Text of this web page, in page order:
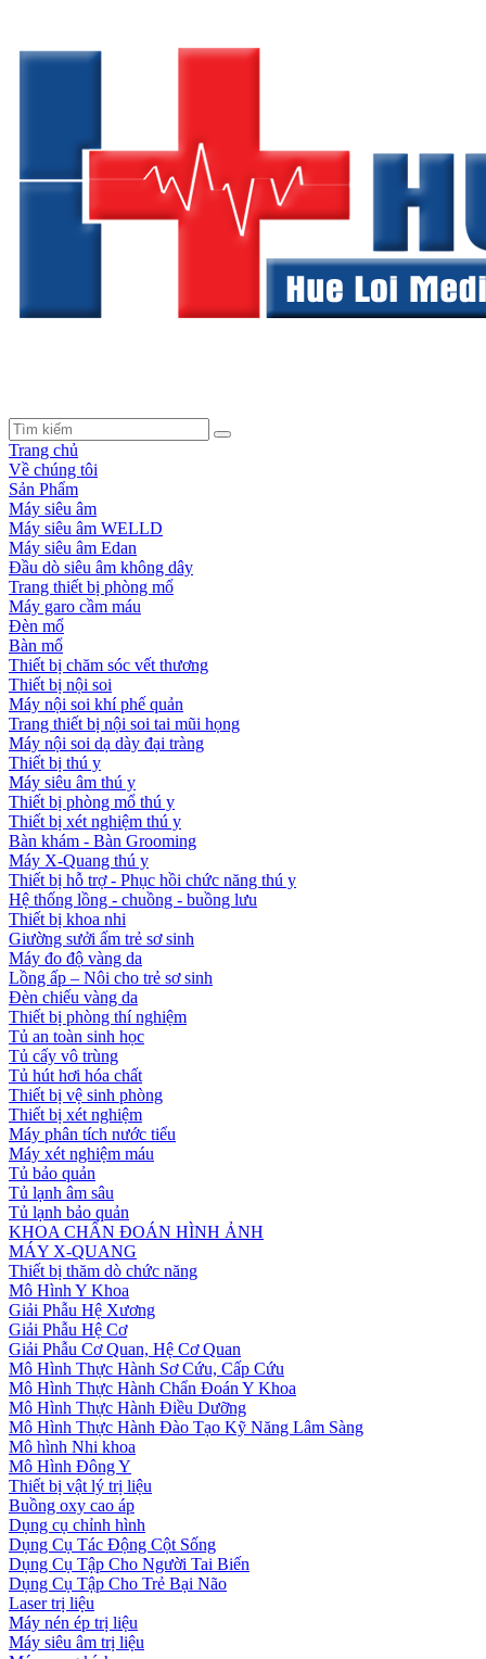
Trang chủ
Về chúng tôi
Sản Phẩm
Máy siêu âm
Máy siêu âm WELLD
Máy siêu âm Edan
Đầu dò siêu âm không dây
Trang thiết bị phòng mổ
Máy garo cầm máu
Đèn mổ
Bàn mổ
Thiết bị chăm sóc vết thương
Thiết bị nội soi
Máy nội soi khí phế quản
Trang thiết bị nội soi tai mũi họng
Máy nội soi dạ dày đại tràng
Thiết bị thú y
Máy siêu âm thú y
Thiết bị phòng mổ thú y
Thiết bị xét nghiệm thú y
Bàn khám - Bàn Grooming
Máy X-Quang thú y
Thiết bị hỗ trợ - Phục hồi chức năng thú y
Hệ thống lồng - chuồng - buồng lưu
Thiết bị khoa nhi
Giường sưởi ấm trẻ sơ sinh
Máy đo độ vàng da
Lồng ấp – Nôi cho trẻ sơ sinh
Đèn chiếu vàng da
Thiết bị phòng thí nghiệm
Tủ an toàn sinh học
Tủ cấy vô trùng
Tủ hút hơi hóa chất
Thiết bị vệ sinh phòng
Thiết bị xét nghiệm
Máy phân tích nước tiểu
Máy xét nghiệm máu
Tủ bảo quản
Tủ lạnh âm sâu
Tủ lạnh bảo quản
KHOA CHẨN ĐOÁN HÌNH ẢNH
MÁY X-QUANG
Thiết bị thăm dò chức năng
Mô Hình Y Khoa
Giải Phẫu Hệ Xương
Giải Phẫu Hệ Cơ
Giải Phẫu Cơ Quan, Hệ Cơ Quan
Mô Hình Thực Hành Sơ Cứu, Cấp Cứu
Mô Hình Thực Hành Chẩn Đoán Y Khoa
Mô Hình Thực Hành Điều Dưỡng
Mô Hình Thực Hành Đào Tạo Kỹ Năng Lâm Sàng
Mô hình Nhi khoa
Mô Hình Đông Y
Thiết bị vật lý trị liệu
Buồng oxy cao áp
Dụng cụ chỉnh hình
Dụng Cụ Tác Động Cột Sống
Dụng Cụ Tập Cho Người Tai Biến
Dụng Cụ Tập Cho Trẻ Bại Não
Laser trị liệu
Máy nén ép trị liệu
Máy siêu âm trị liệu